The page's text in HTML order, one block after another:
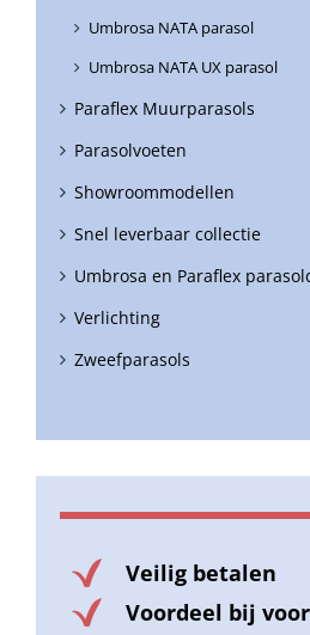
Umbrosa NATA parasol
Umbrosa NATA UX parasol
Paraflex Muurparasols
Parasolvoeten
Showroommodellen
Snel leverbaar collectie
Umbrosa en Paraflex
Verlichting
Zweefparasols
Veilig betalen
Voordeel bij